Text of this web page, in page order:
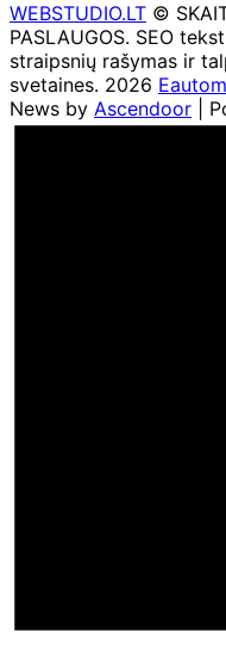
WEBSTUDIO.LT ©
PASLAUGOS. SEO
straipsnių rašymas ir
svetaines. 2026
News by Ascendoor |